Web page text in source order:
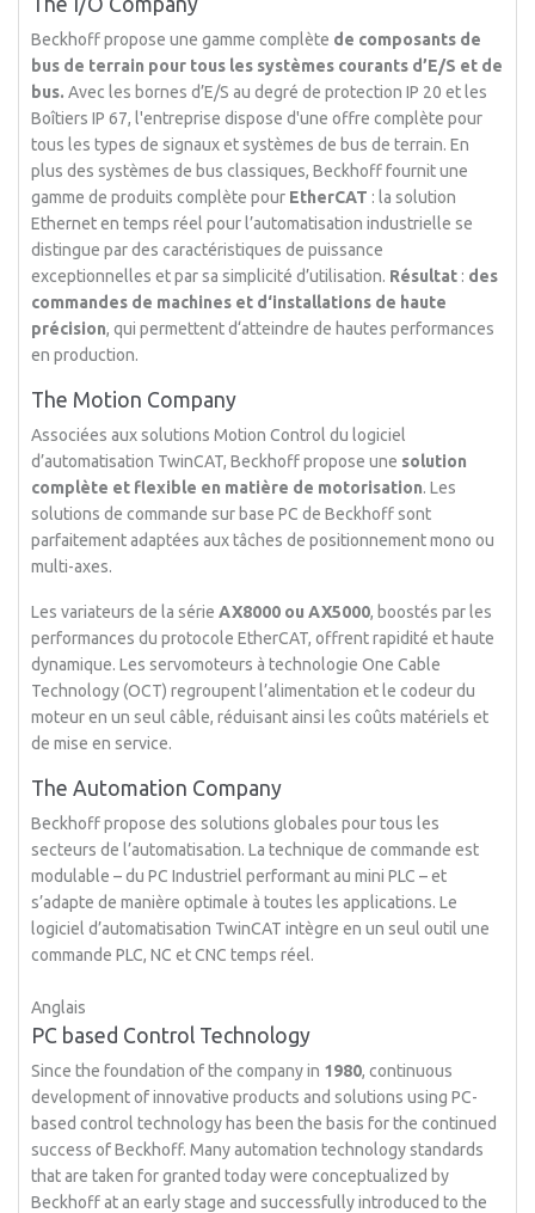
Beckhoff propose une gamme complète de composants de
bus de terrain pour tous les systèmes courants d’E/S et de
bus. Avec les bornes d’E/S au degré de protection IP 20 et les
Boîtiers IP 67, l'entreprise dispose d'une offre complète pour
tous les types de signaux et systèmes de bus de terrain. En
plus des systèmes de bus classiques, Beckhoff fournit une
gamme de produits complète pour EtherCAT : la solution
Ethernet en temps réel pour l’automatisation industrielle se
distingue par des caractéristiques de puissance
exceptionnelles et par sa simplicité d’utilisation. Résultat : des
commandes de machines et d‘installations de haute
précision, qui permettent d‘atteindre de hautes performances
en production.
The Motion Company
Associées aux solutions Motion Control du logiciel
d’automatisation TwinCAT, Beckhoff propose une solution
complète et flexible en matière de motorisation. Les
solutions de commande sur base PC de Beckhoff sont
parfaitement adaptées aux tâches de positionnement mono ou
multi-axes.
Les variateurs de la série AX8000 ou AX5000, boostés par les
performances du protocole EtherCAT, offrent rapidité et haute
dynamique. Les servomoteurs à technologie One Cable
Technology (OCT) regroupent l’alimentation et le codeur du
moteur en un seul câble, réduisant ainsi les coûts matériels et
de mise en service.
The Automation Company
Beckhoff propose des solutions globales pour tous les
secteurs de l’automatisation. La technique de commande est
modulable – du PC Industriel performant au mini PLC – et
s’adapte de manière optimale à toutes les applications. Le
logiciel d’automatisation TwinCAT intègre en un seul outil une
commande PLC, NC et CNC temps réel.
Anglais
PC based Control Technology
Since the foundation of the company in 1980, continuous
development of innovative products and solutions using PC-
based control technology has been the basis for the continued
success of Beckhoff. Many automation technology standards
that are taken for granted today were conceptualized by
Beckhoff at an early stage and successfully introduced to the